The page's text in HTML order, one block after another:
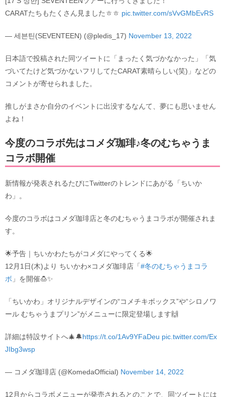
CARATたちもたくさん見ましたㅎㅎ pic.twitter.com/sVvGMbEvRS
— 세븐틴(SEVENTEEN) (@pledis_17) November 13, 2022
日本語で投稿された同ツイートに「まったく気づかなかった」「気
づいてたけど気づかないフリしてたCARAT素晴らしい(笑)」などの
コメントが寄せられました。
推しがまさか自分のイベントに出没するなんて、夢にも思いません
よね！
今度のコラボ先はコメダ珈琲♪冬のむちゃうま
コラボ開催
新情報が発表されるたびにTwitterのトレンドにあがる「ちいか
わ」。
今度のコラボはコメダ珈琲店と冬のむちゃうまコラボが開催されま
す。
🌟予告｜ちいかわたちがコメダにやってくる🌟
12月1日(木)より ちいかわ×コメダ珈琲店「 #冬のむちゃうまコラ
ボ 」を開催🍮✨
「ちいかわ」オリジナルデザインの“コメチキボックス”や“シロノワ
ール むちゃうまプリン”がメニューに限定登場します🙌
詳細は特設サイトへ🎄🔔https://t.co/1Av9YFaDeu pic.twitter.com/Ex
JIbg3wsp
— コメダ珈琲店 (@KomedaOfficial) November 14, 2022
12月からコラボメニューが発売されるとのことで、同ツイートには